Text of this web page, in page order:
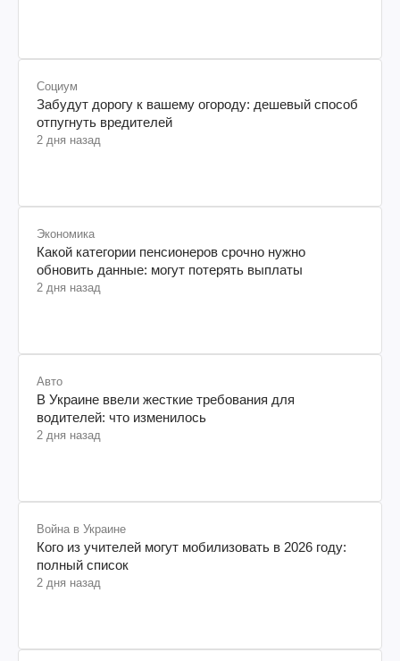
Социум
Забудут дорогу к вашему огороду: дешевый способ
отпугнуть вредителей
2 дня назад
Экономика
Какой категории пенсионеров срочно нужно
обновить данные: могут потерять выплаты
2 дня назад
Авто
В Украине ввели жесткие требования для
водителей: что изменилось
2 дня назад
Война в Украине
Кого из учителей могут мобилизовать в 2026 году:
полный список
2 дня назад